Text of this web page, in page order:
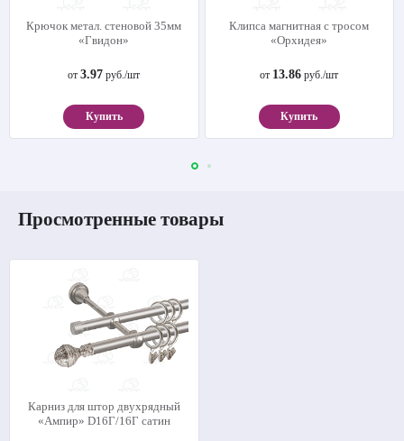
Крючок метал. стеновой 35мм
«Гвидон»
от3.97 руб./шт
Купить
Клипса магнитная с тросом
«Орхидея»
от 13.86 руб./шт
Купить
Просмотренные товары
Карниз для штор двухрядный
«Ампир» D16Г/16Г сатин